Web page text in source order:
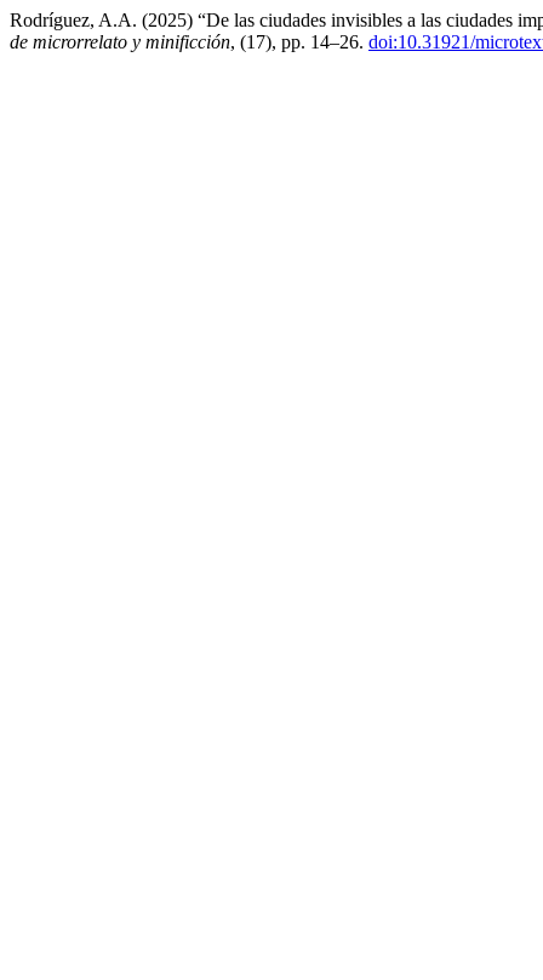
Rodríguez, A.A. (2025) “De las ciudades invisibles a las ciudades
de microrrelato y minificción, (17), pp. 14–26. doi:10.31921/